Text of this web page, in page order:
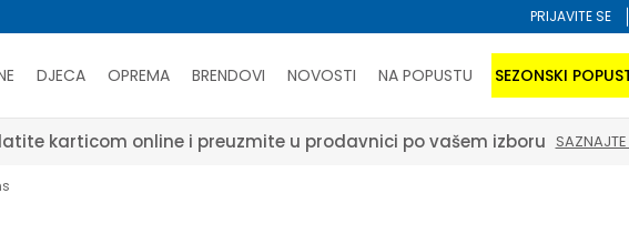
PRIJAVITE SE
DJECA OPREMA BRENDOVI NOVOSTI NA POPUSTU SEZONSKI
Platite karticom online i preuzmite u prodavnici po vašem izboru SAZNAJTE